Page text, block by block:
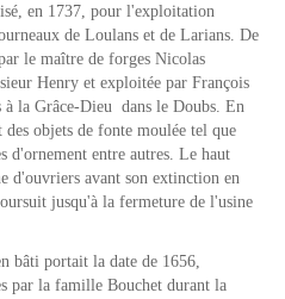
en 1737, pour l'exploitation
de Loulans et de Larians. De
le maître de forges Nicolas
Henry et exploitée par François
la Grâce-Dieu dans le Doubs. En
objets de fonte moulée tel que
d'ornement entre autres. Le haut
d'ouvriers avant son extinction en
jusqu'à la fermeture de l'usine
bâti portait la date de 1656,
par la famille Bouchet durant la